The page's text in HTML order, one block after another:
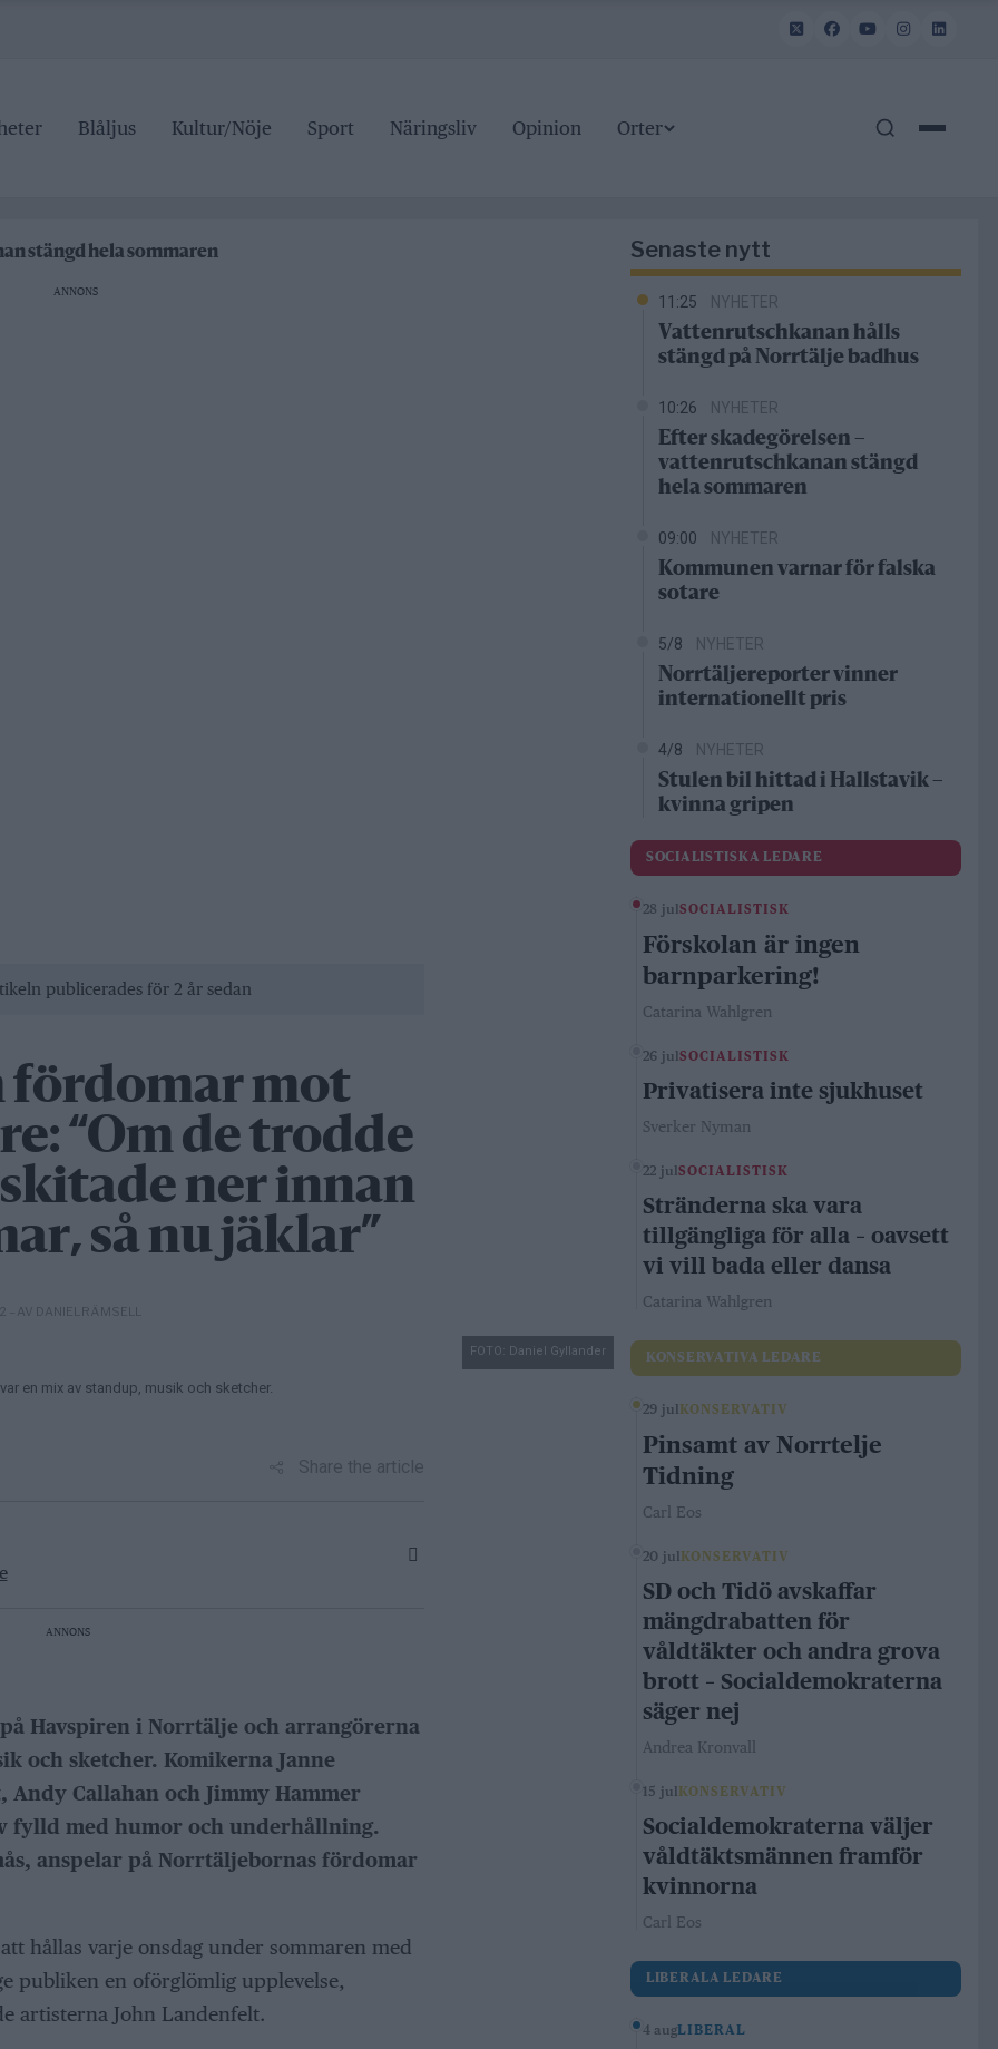
Blåljus Kultur/Nöje Sport Näringsliv Opinion Orter
stängd hela sommaren
ANNONS
publicerades för 2 år sedan
fördomar mot
“Om de trodde
ner innan
så nu jäklar”
– AV DANIEL RÄMSELL
FOTO: Daniel Gyllander
en mix av standup, musik och sketcher.
Share the article
ANNONS
Havspiren i Norrtälje och arrangörerna
och sketcher. Komikerna Janne
Callahan och Jimmy Hammer
fylld med humor och underhållning.
anspelar på Norrtäljebornas fördomar
hållas varje onsdag under sommaren med
publiken en oförglömlig upplevelse,
artisterna John Landenfelt.
Senaste nytt
11:25 NYHETER
Vattenrutschkanan hålls
stängd på Norrtälje badhus
10:26 NYHETER
Efter skadegörelsen –
vattenrutschkanan stängd
hela sommaren
09:00 NYHETER
Kommunen varnar för falska
sotare
5/8 NYHETER
Norrtäljereporter vinner
internationellt pris
4/8 NYHETER
Stulen bil hittad i Hallstavik –
kvinna gripen
SOCIALISTISKA LEDARE
28 julSOCIALISTISK
Förskolan är ingen
barnparkering!
Catarina Wahlgren
26 julSOCIALISTISK
Privatisera inte sjukhuset
Sverker Nyman
22 julSOCIALISTISK
Stränderna ska vara
tillgängliga för alla – oavsett
vi vill bada eller dansa
Catarina Wahlgren
KONSERVATIVA LEDARE
29 jul KONSERVATIV
Pinsamt av Norrtelje
Tidning
Carl Eos
20 jul KONSERVATIV
SD och Tidö avskaffar
mängdrabatten för
våldtäkter och andra grova
brott – Socialdemokraterna
säger nej
Andrea Kronvall
15 jul KONSERVATIV
Socialdemokraterna väljer
våldtäktsmännen framför
kvinnorna
Carl Eos
LIBERALA LEDARE
4 augLIBERAL